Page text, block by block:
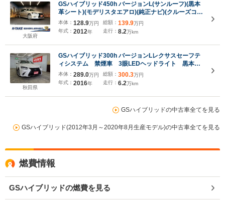
大阪府
GSハイブリッド450h バージョンL(サンルーフ)(黒本
革シート)(モデリスタエアロ)(純正ナビ)(クルーズコン
トロール)(クリアランスソナー)(パワーシート)(シート
メモリ)(シートヒーター&クーラー)(ETC)(純正18イン
本体： 128.9万円
年式： 2012年
総額： 139.9万円
走行： 8.2万km
秋田県
GSハイブリッド300h バージョンLレクサスセーフテ
ィシステム 禁煙車 3眼LEDヘッドライト 黒本革
シート 純正ナビフルセグ バックカメラ F左右シ
ートヒーター&ベンチレーター Rシートヒーター
前後ドラレコ R電動シェード Rパワーゲート
本体： 289.0万円
年式： 2016年
総額： 300.3万円
走行： 6.2万km
GSハイブリッドの中古車全てを見る
GSハイブリッド(2012年3月～2020年8月生産モデル)の中古車全てを見る
燃費情報
GSハイブリッドの燃費を見る